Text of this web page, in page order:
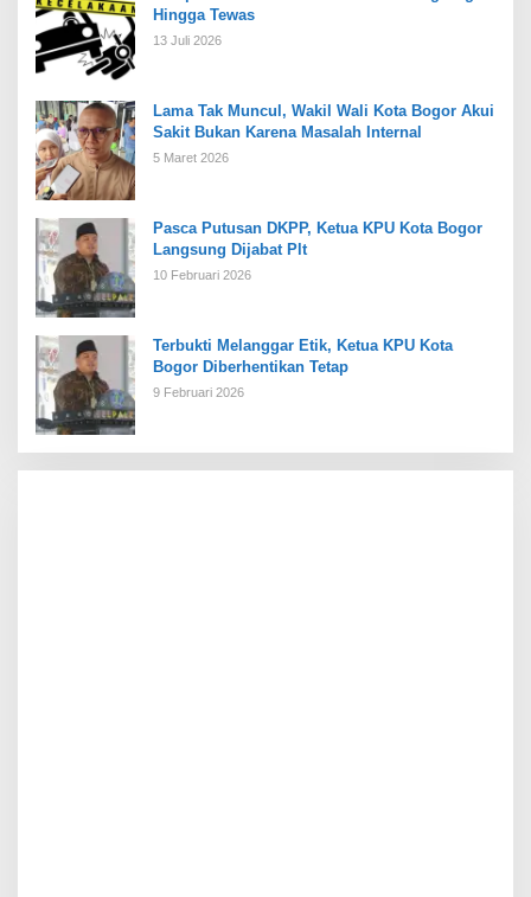
Hingga Tewas
13 Juli 2026
Lama Tak Muncul, Wakil Wali Kota Bogor Akui
Sakit Bukan Karena Masalah Internal
5 Maret 2026
Pasca Putusan DKPP, Ketua KPU Kota Bogor
Langsung Dijabat Plt
10 Februari 2026
Terbukti Melanggar Etik, Ketua KPU Kota
Bogor Diberhentikan Tetap
9 Februari 2026